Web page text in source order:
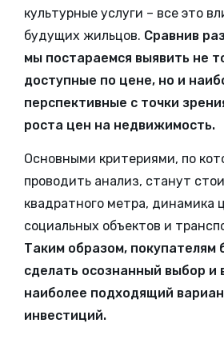
культурные услуги – все это
будущих жильцов. Сравнив
мы постараемся выявить не
доступные по цене, но и
перспективные с точки
роста цен на недвижимость.
Основными критериями, по
проводить анализ, станут
квадратного метра, динамика
социальных объектов и
Таким образом, покупателям
сделать осознанный выбор и
наиболее подходящий
инвестиций.